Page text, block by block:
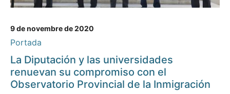
9 de novembre de 2020
Portada
La Diputación y las universidades
renuevan su compromiso con el
Observatorio Provincial de la Inmigración